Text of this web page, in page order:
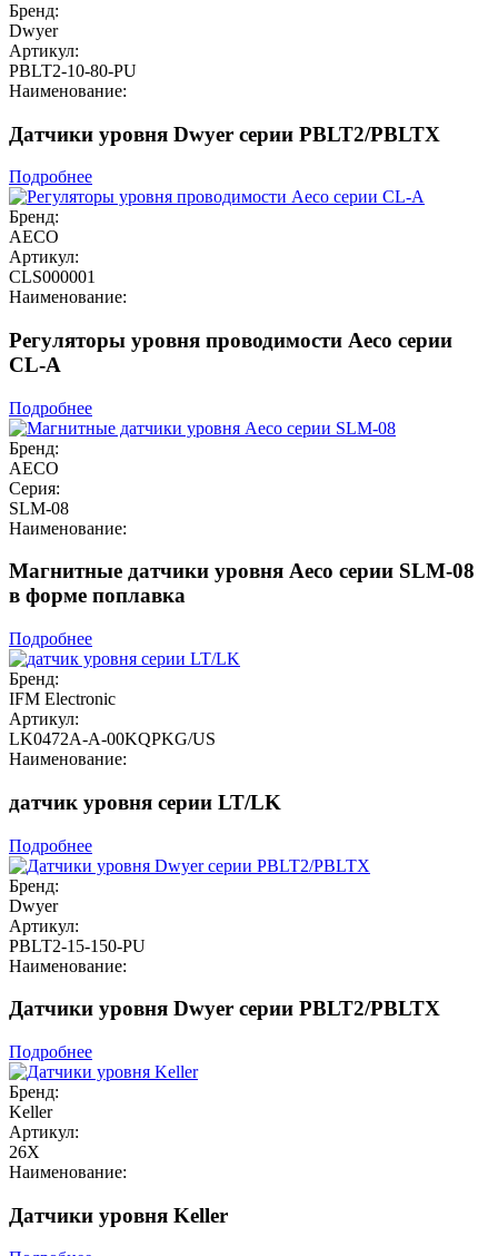
Бренд:
Dwyer
Артикул:
PBLT2-10-80-PU
Наименование:
Датчики уровня Dwyer серии PBLT2/PBLTX
Подробнее
Бренд:
AECO
Артикул:
CLS000001
Наименование:
Регуляторы уровня проводимости Aeco серии
CL-A
Подробнее
Бренд:
AECO
Серия:
SLM-08
Наименование:
Магнитные датчики уровня Aeco серии SLM-08
в форме поплавка
Подробнее
Бренд:
IFM Electronic
Артикул:
LK0472A-A-00KQPKG/US
Наименование:
датчик уровня серии LT/LK
Подробнее
Бренд:
Dwyer
Артикул:
PBLT2-15-150-PU
Наименование:
Датчики уровня Dwyer серии PBLT2/PBLTX
Подробнее
Бренд:
Keller
Артикул:
26X
Наименование:
Датчики уровня Keller